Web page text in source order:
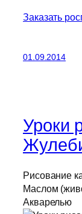
Заказать
01.09.2014
Уроки
Рисование
Маслом
Акварелью